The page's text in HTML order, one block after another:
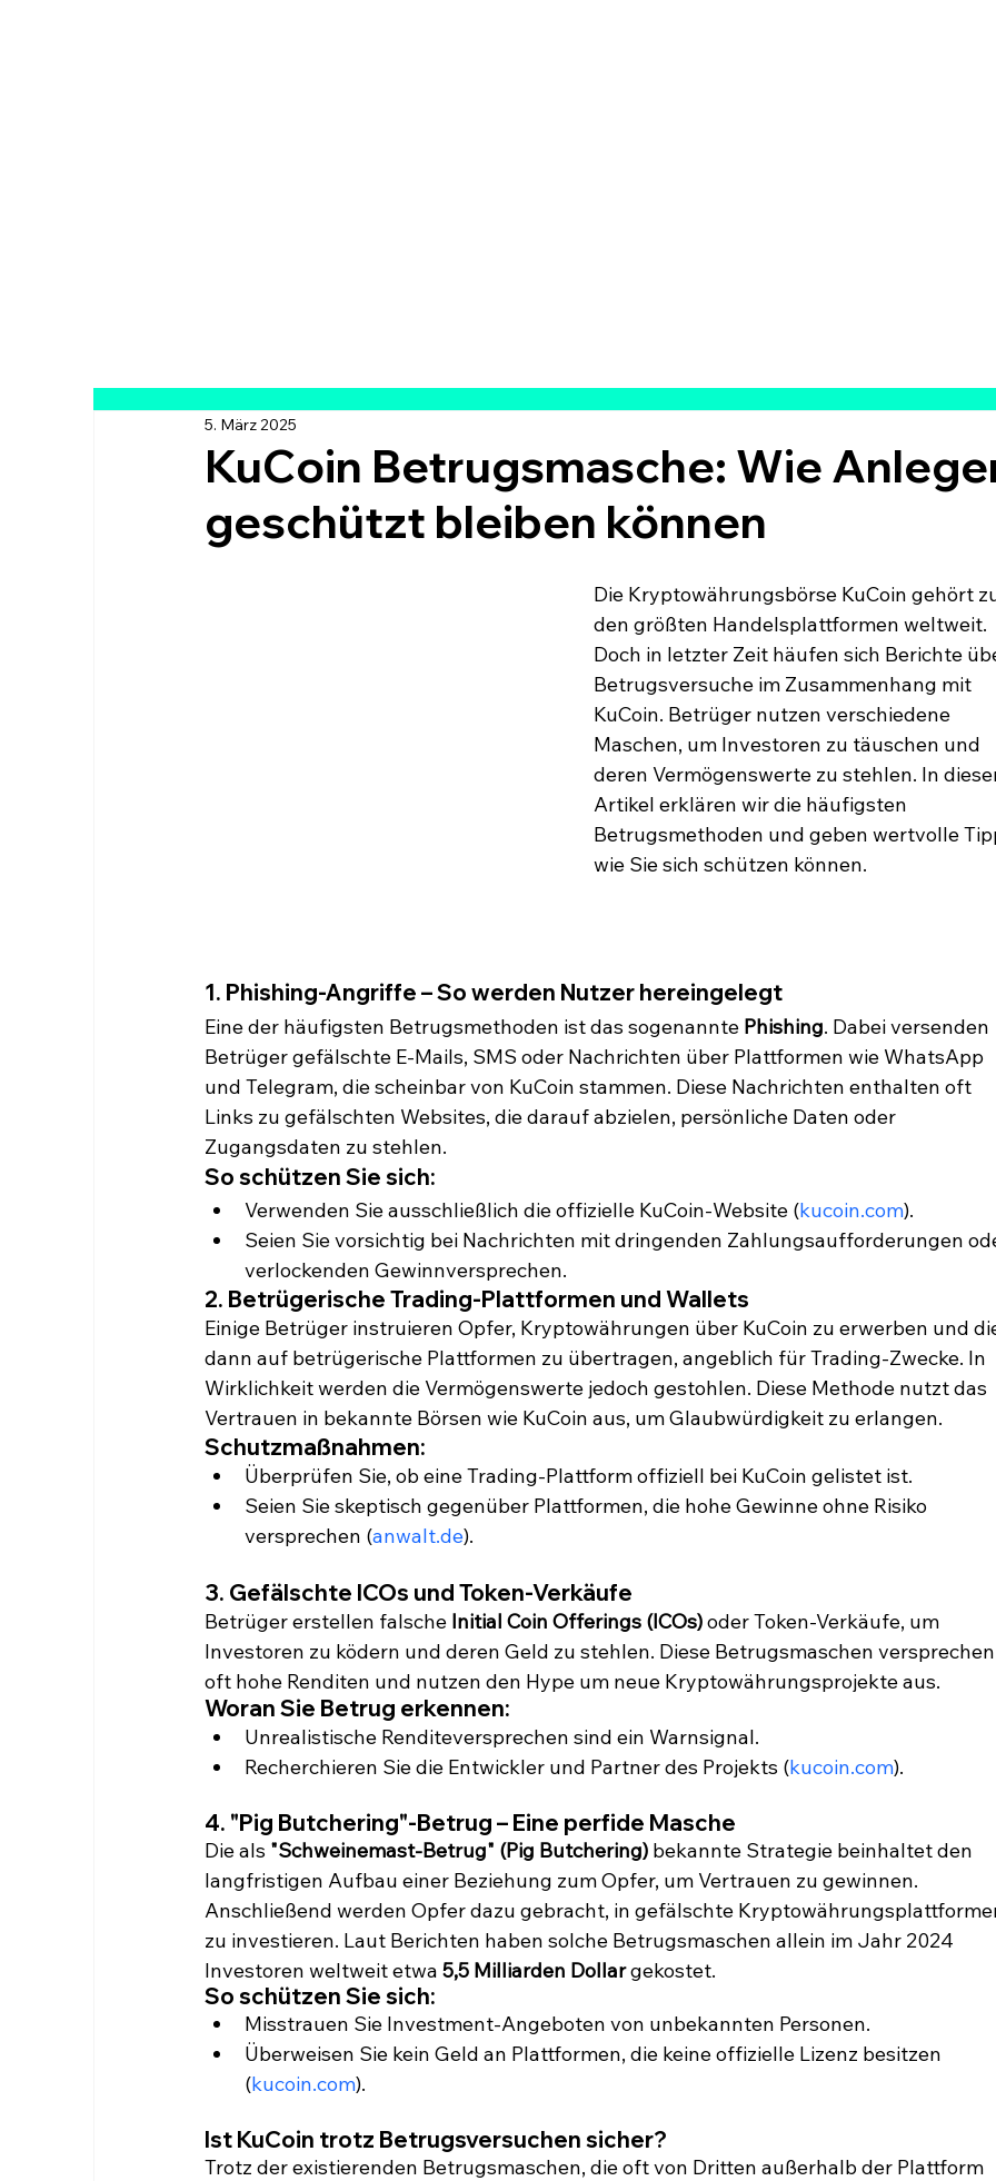
KuCoin Betrugsmasche: Wie
geschützt bleiben können
5. März 2025
Die Kryptowährungsbörse KuCoin gehört
den größten Handelsplattformen weltweit.
Doch in letzter Zeit häufen sich Berichte
Betrugsversuche im Zusammenhang mit
KuCoin. Betrüger nutzen verschiedene
Maschen, um Investoren zu täuschen und
deren Vermögenswerte zu stehlen. In
Artikel erklären wir die häufigsten
Betrugsmethoden und geben wertvolle
wie Sie sich schützen können.
1. Phishing-Angriffe – So werden Nutzer hereingelegt
Eine der häufigsten Betrugsmethoden ist das sogenannte Phishing. Dabei versenden
Betrüger gefälschte E-Mails, SMS oder Nachrichten über Plattformen wie WhatsApp
und Telegram, die scheinbar von KuCoin stammen. Diese Nachrichten enthalten oft
Links zu gefälschten Websites, die darauf abzielen, persönliche Daten oder
Zugangsdaten zu stehlen.
So schützen Sie sich:
Verwenden Sie ausschließlich die offizielle KuCoin-Website (kucoin.com).
Seien Sie vorsichtig bei Nachrichten mit dringenden Zahlungsaufforderungen
verlockenden Gewinnversprechen.
2. Betrügerische Trading-Plattformen und Wallets
Einige Betrüger instruieren Opfer, Kryptowährungen über KuCoin zu erwerben und
dann auf betrügerische Plattformen zu übertragen, angeblich für Trading-Zwecke. In
Wirklichkeit werden die Vermögenswerte jedoch gestohlen. Diese Methode nutzt das
Vertrauen in bekannte Börsen wie KuCoin aus, um Glaubwürdigkeit zu erlangen.
Schutzmaßnahmen:
Überprüfen Sie, ob eine Trading-Plattform offiziell bei KuCoin gelistet ist.
Seien Sie skeptisch gegenüber Plattformen, die hohe Gewinne ohne Risiko
versprechen (anwalt.de).
3. Gefälschte ICOs und Token-Verkäufe
Betrüger erstellen falsche Initial Coin Offerings (ICOs) oder Token-Verkäufe, um
Investoren zu ködern und deren Geld zu stehlen. Diese Betrugsmaschen
oft hohe Renditen und nutzen den Hype um neue Kryptowährungsprojekte aus.
Woran Sie Betrug erkennen:
Unrealistische Renditeversprechen sind ein Warnsignal.
Recherchieren Sie die Entwickler und Partner des Projekts (kucoin.com).
4. "Pig Butchering"-Betrug – Eine perfide Masche
Die als "Schweinemast-Betrug" (Pig Butchering) bekannte Strategie beinhaltet den
langfristigen Aufbau einer Beziehung zum Opfer, um Vertrauen zu gewinnen.
Anschließend werden Opfer dazu gebracht, in gefälschte
zu investieren. Laut Berichten haben solche Betrugsmaschen allein im Jahr 2024
Investoren weltweit etwa 5,5 Milliarden Dollar gekostet.
So schützen Sie sich:
Misstrauen Sie Investment-Angeboten von unbekannten Personen.
Überweisen Sie kein Geld an Plattformen, die keine offizielle Lizenz besitzen
(kucoin.com).
Ist KuCoin trotz Betrugsversuchen sicher?
Trotz der existierenden Betrugsmaschen, die oft von Dritten außerhalb der Plattform